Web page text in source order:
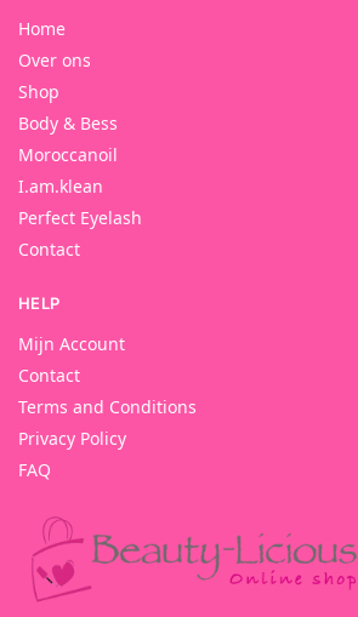
Home
Over ons
Shop
Body & Bess
Moroccanoil
I.am.klean
Perfect Eyelash
Contact
HELP
Mijn Account
Contact
Terms and Conditions
Privacy Policy
FAQ